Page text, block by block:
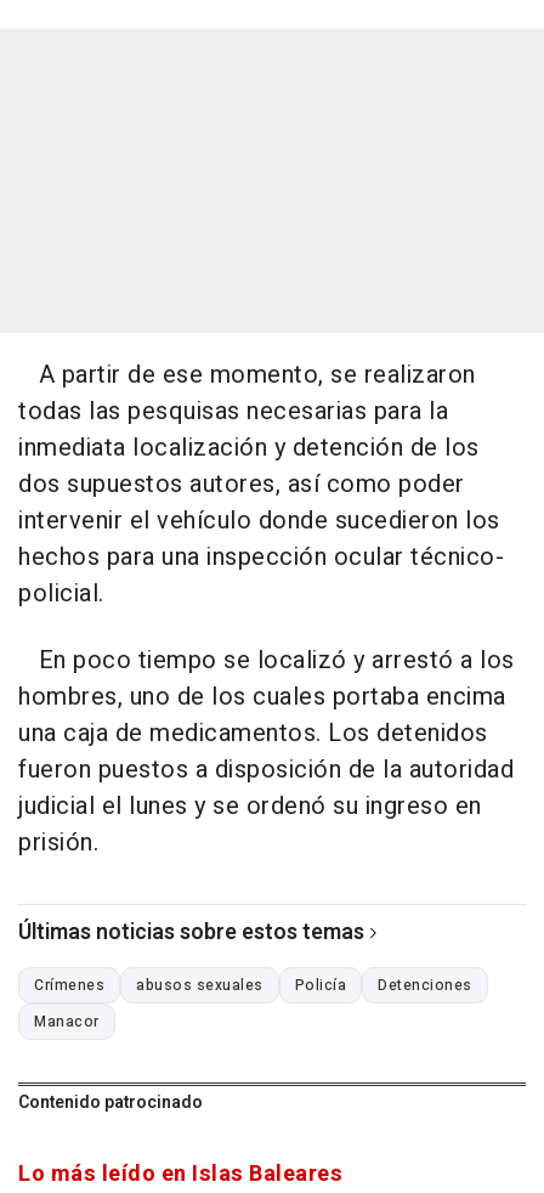
A partir de ese momento, se realizaron
todas las pesquisas necesarias para la
inmediata localización y detención de los
dos supuestos autores, así como poder
intervenir el vehículo donde sucedieron los
hechos para una inspección ocular técnico-
policial.
En poco tiempo se localizó y arrestó a los
hombres, uno de los cuales portaba encima
una caja de medicamentos. Los detenidos
fueron puestos a disposición de la autoridad
judicial el lunes y se ordenó su ingreso en
prisión.
Últimas noticias sobre estos temas
Crímenes abusos sexuales Policía
Detenciones
Manacor
Contenido patrocinado
Lo más leído en Islas Baleares